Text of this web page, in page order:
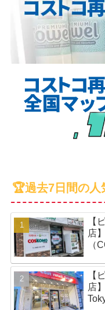
🏆過去7日間の人
【
店
（
【
店